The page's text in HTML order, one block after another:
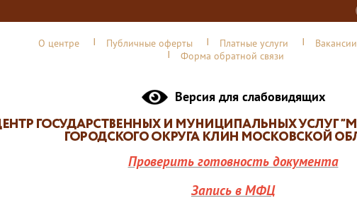
О центре Публичные оферты Платные услуги Вакансии
Форма обратной связи
Версия для слабовидящих
Проверить готовность документа
Запись в МФЦ